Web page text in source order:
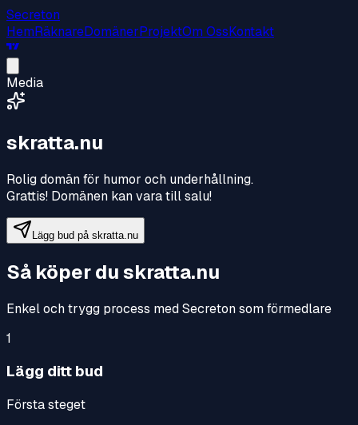
Secreton
HemRäknareDomänerProjektOm OssKontakt
Media
skratta.nu
Rolig domän för humor och underhållning.
Grattis! Domänen kan vara till salu!
Lägg bud på skratta.nu
Så köper duskratta.nu
Enkel och trygg process med Secreton som förmedlare
1
Lägg ditt bud
Första steget